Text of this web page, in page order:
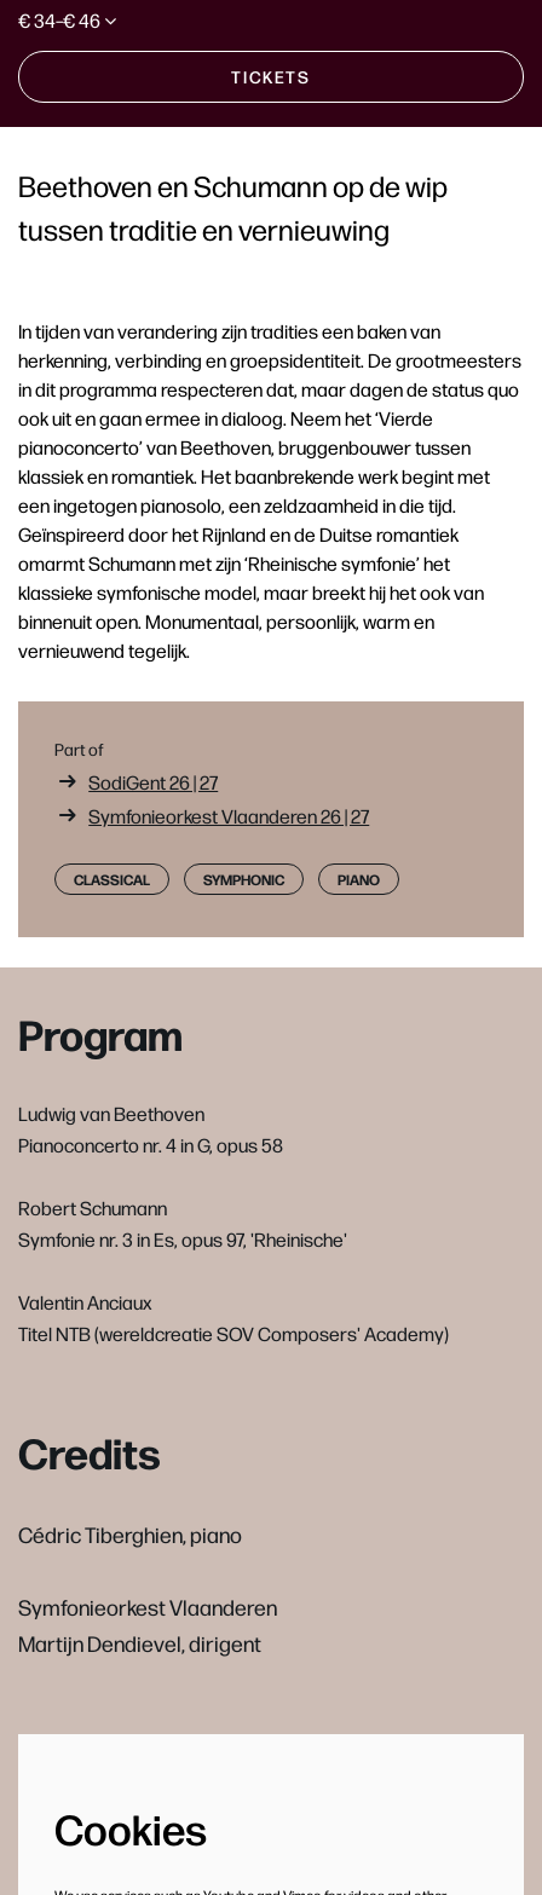
€ 34–€ 46
TICKETS
Beethoven en Schumann op de wip
tussen traditie en vernieuwing
In tijden van verandering zijn tradities een baken van
herkenning, verbinding en groepsidentiteit. De grootmeesters
in dit programma respecteren dat, maar dagen de status quo
ook uit en gaan ermee in dialoog. Neem het ‘Vierde
pianoconcerto’ van Beethoven, bruggenbouwer tussen
klassiek en romantiek. Het baanbrekende werk begint met
een ingetogen pianosolo, een zeldzaamheid in die tijd.
Geïnspireerd door het Rijnland en de Duitse romantiek
omarmt Schumann met zijn ‘Rheinische symfonie’ het
klassieke symfonische model, maar breekt hij het ook van
binnenuit open. Monumentaal, persoonlijk, warm en
vernieuwend tegelijk.
Part of
SodiGent 26 | 27
Symfonieorkest Vlaanderen 26 | 27
CLASSICAL SYMPHONIC PIANO
Program
Ludwig van Beethoven
Pianoconcerto nr. 4 in G, opus 58
Robert Schumann
Symfonie nr. 3 in Es, opus 97, 'Rheinische'
Valentin Anciaux
Titel NTB (wereldcreatie SOV Composers' Academy)
Credits
Cédric Tiberghien, piano
Symfonieorkest Vlaanderen
Martijn Dendievel, dirigent
Cookies